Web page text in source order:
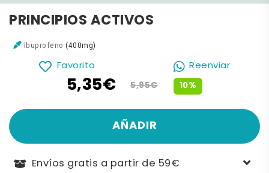
PRINCIPIOS ACTIVOS
Ibuprofeno (400mg)
Favorito Reenviar
10%
5,35€ 5,95€
AÑADIR
Envíos gratis a partir de 59€